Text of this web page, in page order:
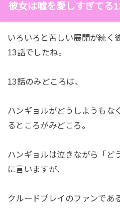
彼女は嘘を愛しすぎてる
いろいろと苦しい展開が続く
13話でしたね。
13話のみどころは、
ハンギョルがどうしようもな
るところがみどころ。
ハンギョルは泣きながら「ど
に言いますが、
クルードプレイのファンであ